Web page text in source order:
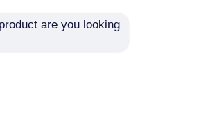
are you looking